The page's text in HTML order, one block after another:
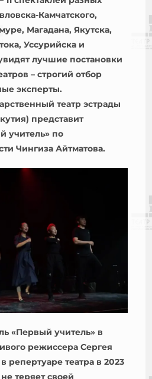
Камчатского,
Магадана, Якутска,
Уссурийска и
лучшие постановки
– строгий отбор
эксперты.
театр эстрады
представит
учитель» по
Чингиза Айтматова.
«Первый учитель» в
режиссера Сергея
репертуаре театра в 2023
теряет своей